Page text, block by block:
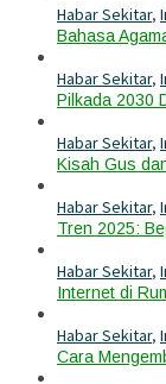
Habar Sekitar,
Bahasa
Habar Sekitar,
Pilkada 2030
Habar Sekitar,
Kisah Gus
Habar Sekitar,
Tren 2025:
Habar Sekitar,
Internet di
Habar Sekitar,
Cara